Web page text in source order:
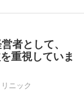
者として、
重視していま
ニック